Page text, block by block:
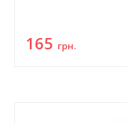
165 грн.